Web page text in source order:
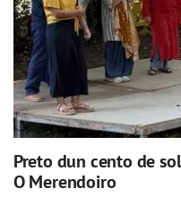
Preto dun cento de
O Merendoiro